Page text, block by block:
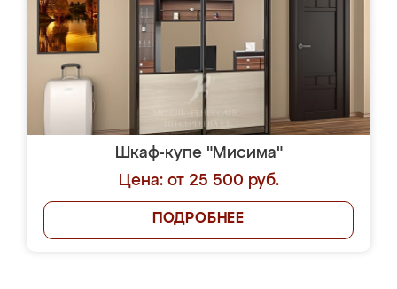
Шкаф-купе "Мисима"
Цена: от 25 500 руб.
ПОДРОБНЕЕ